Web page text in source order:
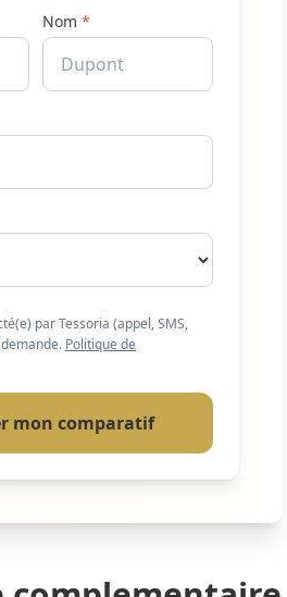
Nom *
par Tessoria (appel, SMS,
Politique de
mon comparatif